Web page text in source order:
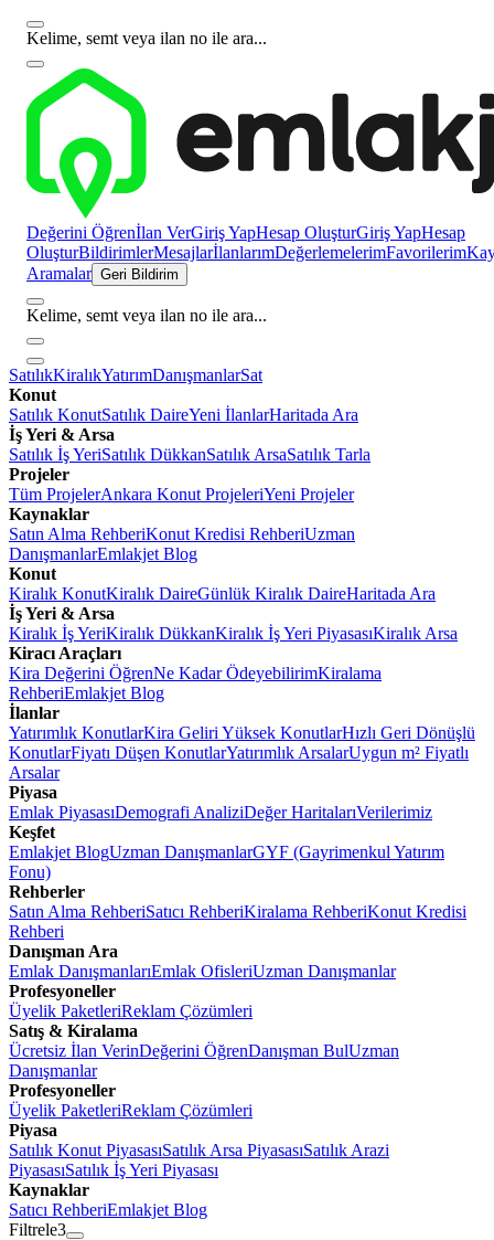
Kelime, semt veya ilan no ile ara...
Değerini Öğrenİlan VerGiriş YapHesap OluşturGiriş YapHesap
OluşturBildirimlerMesajlarİlanlarımDeğerlemelerimFavorilerim
Aramalar Geri Bildirim
Kelime, semt veya ilan no ile ara...
SatılıkKiralıkYatırımDanışmanlarSat
Konut
Satılık KonutSatılık DaireYeni İlanlarHaritada Ara
İş Yeri & Arsa
Satılık İş YeriSatılık DükkanSatılık ArsaSatılık Tarla
Projeler
Tüm ProjelerAnkara Konut ProjeleriYeni Projeler
Kaynaklar
Satın Alma RehberiKonut Kredisi RehberiUzman
DanışmanlarEmlakjet Blog
Konut
Kiralık KonutKiralık DaireGünlük Kiralık DaireHaritada Ara
İş Yeri & Arsa
Kiralık İş YeriKiralık DükkanKiralık İş Yeri PiyasasıKiralık Arsa
Kiracı Araçları
Kira Değerini ÖğrenNe Kadar ÖdeyebilirimKiralama
RehberiEmlakjet Blog
İlanlar
Yatırımlık KonutlarKira Geliri Yüksek KonutlarHızlı Geri Dönüşlü
KonutlarFiyatı Düşen KonutlarYatırımlık ArsalarUygun m² Fiyatlı
Arsalar
Piyasa
Emlak PiyasasıDemografi AnaliziDeğer HaritalarıVerilerimiz
Keşfet
Emlakjet BlogUzman DanışmanlarGYF (Gayrimenkul Yatırım
Fonu)
Rehberler
Satın Alma RehberiSatıcı RehberiKiralama RehberiKonut Kredisi
Rehberi
Danışman Ara
Emlak DanışmanlarıEmlak OfisleriUzman Danışmanlar
Profesyoneller
Üyelik PaketleriReklam Çözümleri
Satış & Kiralama
Ücretsiz İlan VerinDeğerini ÖğrenDanışman BulUzman
Danışmanlar
Profesyoneller
Üyelik PaketleriReklam Çözümleri
Piyasa
Satılık Konut PiyasasıSatılık Arsa PiyasasıSatılık Arazi
PiyasasıSatılık İş Yeri Piyasası
Kaynaklar
Satıcı RehberiEmlakjet Blog
Filtrele3